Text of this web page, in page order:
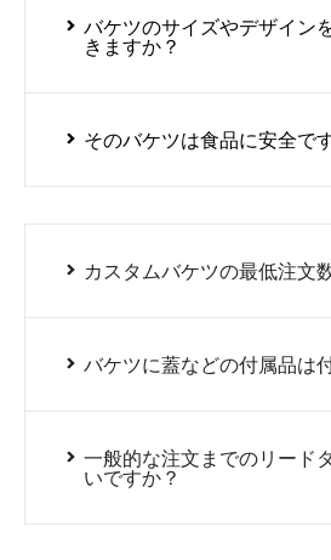
バケツのサイズやデザイン
きますか？
そのバケツは食品に安全で
カスタムバケツの最低注文
バケツに蓋などの付属品は
一般的な注文までのリード
いですか？